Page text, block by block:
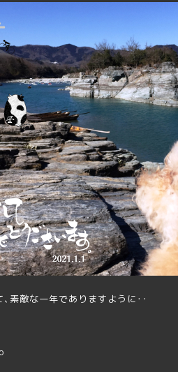
素敵な一年でありますように･･